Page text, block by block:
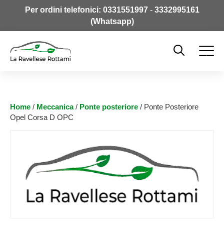
Per ordini telefonici: 0331551997- 3332995161
(Whatsapp)
Home / Meccanica/ Ponte posteriore / Ponte Posteriore
Opel Corsa D OPC